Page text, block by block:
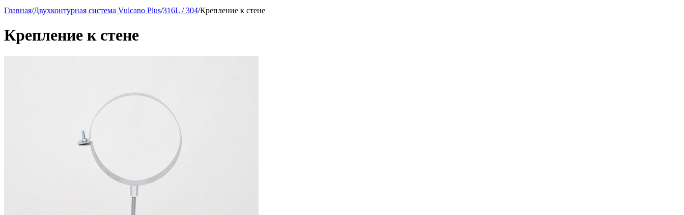
Главная/Двухконтурная система Vulcano Plus/316L / 304/Крепление к стене
Крепление к стене